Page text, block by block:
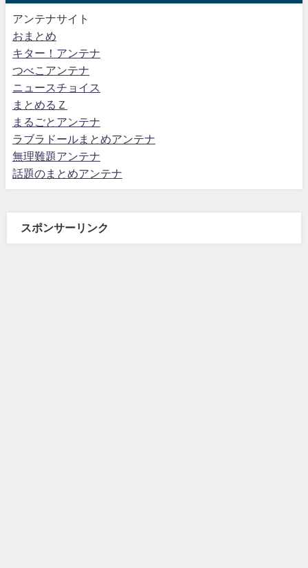
アンテナサイト
おまとめ
キター！アンテナ
つべこアンテナ
ニュースチョイス
まとめるＺ
まるごとアンテナ
ラブラドールまとめアンテナ
無理難題アンテナ
話題のまとめアンテナ
スポンサーリンク